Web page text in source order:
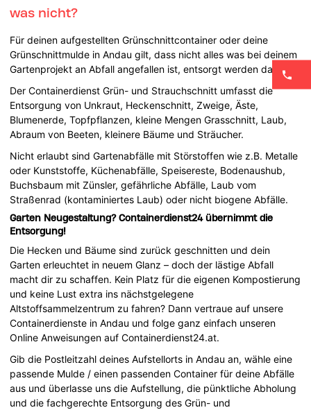
was nicht?
Für deinen aufgestellten Grünschnittcontainer oder deine
Grünschnittmulde in Andau gilt, dass nicht alles was bei deinem
Gartenprojekt an Abfall angefallen ist, entsorgt werden darf.
Der Containerdienst Grün- und Strauchschnitt umfasst die
Entsorgung von Unkraut, Heckenschnitt, Zweige, Äste,
Blumenerde, Topfpflanzen, kleine Mengen Grasschnitt, Laub,
Abraum von Beeten, kleinere Bäume und Sträucher.
Nicht erlaubt sind Gartenabfälle mit Störstoffen wie z.B. Metalle
oder Kunststoffe, Küchenabfälle, Speisereste, Bodenaushub,
Buchsbaum mit Zünsler, gefährliche Abfälle, Laub vom
Straßenrad (kontaminiertes Laub) oder nicht biogene Abfälle.
Garten Neugestaltung? Containerdienst24 übernimmt die
Entsorgung!
Die Hecken und Bäume sind zurück geschnitten und dein
Garten erleuchtet in neuem Glanz – doch der lästige Abfall
macht dir zu schaffen. Kein Platz für die eigenen Kompostierung
und keine Lust extra ins nächstgelegene
Altstoffsammelzentrum zu fahren? Dann vertraue auf unsere
Containerdienste in Andau und folge ganz einfach unseren
Online Anweisungen auf Containerdienst24.at.
Gib die Postleitzahl deines Aufstellorts in Andau an, wähle eine
passende Mulde / einen passenden Container für deine Abfälle
aus und überlasse uns die Aufstellung, die pünktliche Abholung
und die fachgerechte Entsorgung des Grün- und